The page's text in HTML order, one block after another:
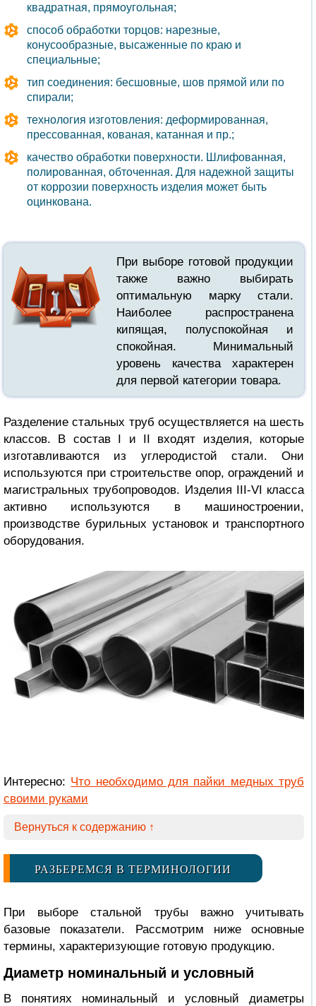
квадратная, прямоугольная;
способ обработки торцов: нарезные,
конусообразные, высаженные по краю и
специальные;
тип соединения: бесшовные, шов прямой или по
спирали;
технология изготовления: деформированная,
прессованная, кованая, катанная и пр.;
качество обработки поверхности. Шлифованная,
полированная, обточенная. Для надежной защиты
от коррозии поверхность изделия может быть
оцинкована.
При выборе готовой продукции
также важно выбирать
оптимальную марку стали.
Наиболее распространена
кипящая, полуспокойная и
спокойная. Минимальный
уровень качества характерен
для первой категории товара.
Разделение стальных труб осуществляется на шесть
классов. В состав I и II входят изделия, которые
изготавливаются из углеродистой стали. Они
используются при строительстве опор, ограждений и
магистральных трубопроводов. Изделия III-VI класса
активно используются в машиностроении,
производстве бурильных установок и транспортного
оборудования.
Интересно: Что необходимо для пайки медных труб
своими руками
Вернуться к содержанию ↑
РАЗБЕРЕМСЯ В ТЕРМИНОЛОГИИ
При выборе стальной трубы важно учитывать
базовые показатели. Рассмотрим ниже основные
термины, характеризующие готовую продукцию.
Диаметр номинальный и условный
В понятиях номинальный и условный диаметры